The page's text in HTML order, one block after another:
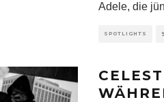
Adele, die
SPOTLIGHTS